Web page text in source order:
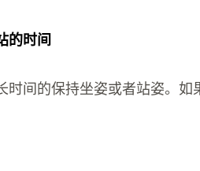
的时间
时间的保持坐姿或者站姿。